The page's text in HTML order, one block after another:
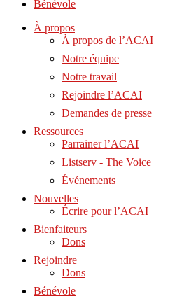
Bénévole
À propos
À propos de l’ACAI
Notre équipe
Notre travail
Rejoindre l’ACAI
Demandes de presse
Ressources
Parrainer l’ACAI
Listserv - The Voice
Événements
Nouvelles
Écrire pour l’ACAI
Bienfaiteurs
Dons
Rejoindre
Dons
Bénévole